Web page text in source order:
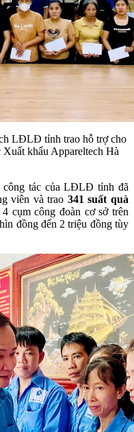
LĐLĐ tỉnh trao hỗ trợ cho
khẩu Appareltech Hà
công tác của LĐLĐ tỉnh đã
viên và trao 341 suất quà
cụm công đoàn cơ sở trên
đồng đến 2 triệu đồng tùy